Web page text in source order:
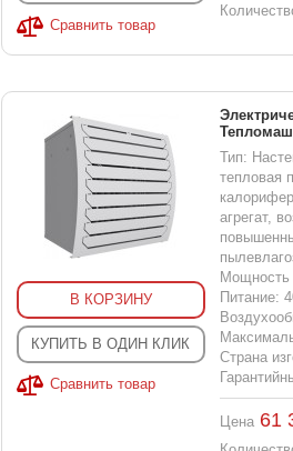
Сравнить товар
В КОРЗИНУ
КУПИТЬ В ОДИН КЛИК
Сравнить товар
Тип:
тепловая
агрегат,
Мощность
Питание:
Страна
Цена 61